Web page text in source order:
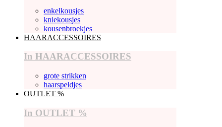
enkelkousjes
kniekousjes
kousenbroekjes
HAARACCESSOIRES
In HAARACCESSOIRES
grote strikken
haarspeldjes
OUTLET %
In OUTLET %